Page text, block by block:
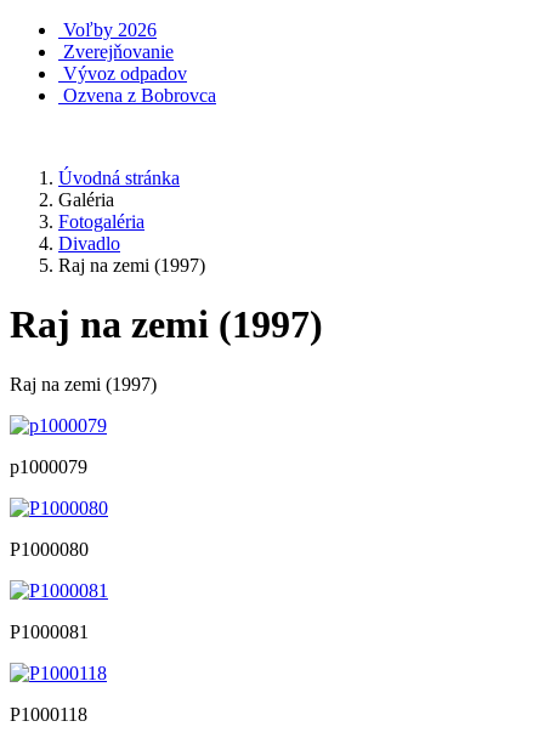
Voľby 2026
Zverejňovanie
Vývoz odpadov
Ozvena z Bobrovca
Úvodná stránka
Galéria
Fotogaléria
Divadlo
Raj na zemi (1997)
Raj na zemi (1997)
Raj na zemi (1997)
p1000079
P1000080
P1000081
P1000118